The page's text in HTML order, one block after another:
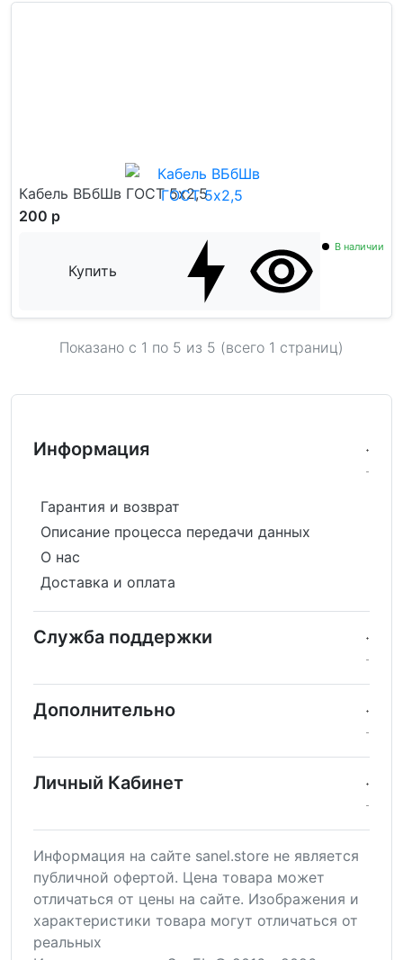
Кабель ВБбШв ГОСТ 5x2,5
200 р
Купить
В наличии
Показано с 1 по 5 из 5 (всего 1 страниц)
Информация
Гарантия и возврат
Описание процесса передачи данных
О нас
Доставка и оплата
Служба поддержки
Дополнительно
Личный Кабинет
Информация на сайте sanel.store не является
публичной офертой. Цена товара может
отличаться от цены на сайте. Изображения и
характеристики товара могут отличаться от
реальных